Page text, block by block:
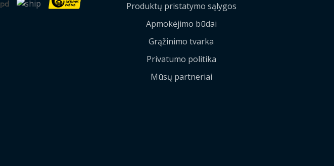
Produktų pristatymo sąlygos
Apmokėjimo būdai
Grąžinimo tvarka
Privatumo politika
Mūsų partneriai